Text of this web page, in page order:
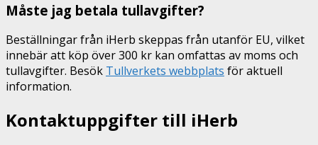
Måste jag betala tullavgifter?
Beställningar från iHerb skeppas från utanför EU, vilket
innebär att köp över 300 kr kan omfattas av moms och
tullavgifter. Besök Tullverkets webbplats för aktuell
information.
Kontaktuppgifter till iHerb